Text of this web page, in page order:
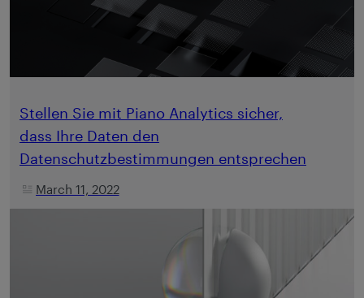
Stellen Sie mit Piano Analytics sicher,
dass Ihre Daten den
Datenschutzbestimmungen entsprechen
March 11, 2022